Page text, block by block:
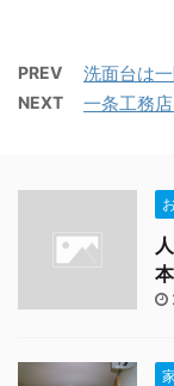
PREV 洗面台は
NEXT 一条工務